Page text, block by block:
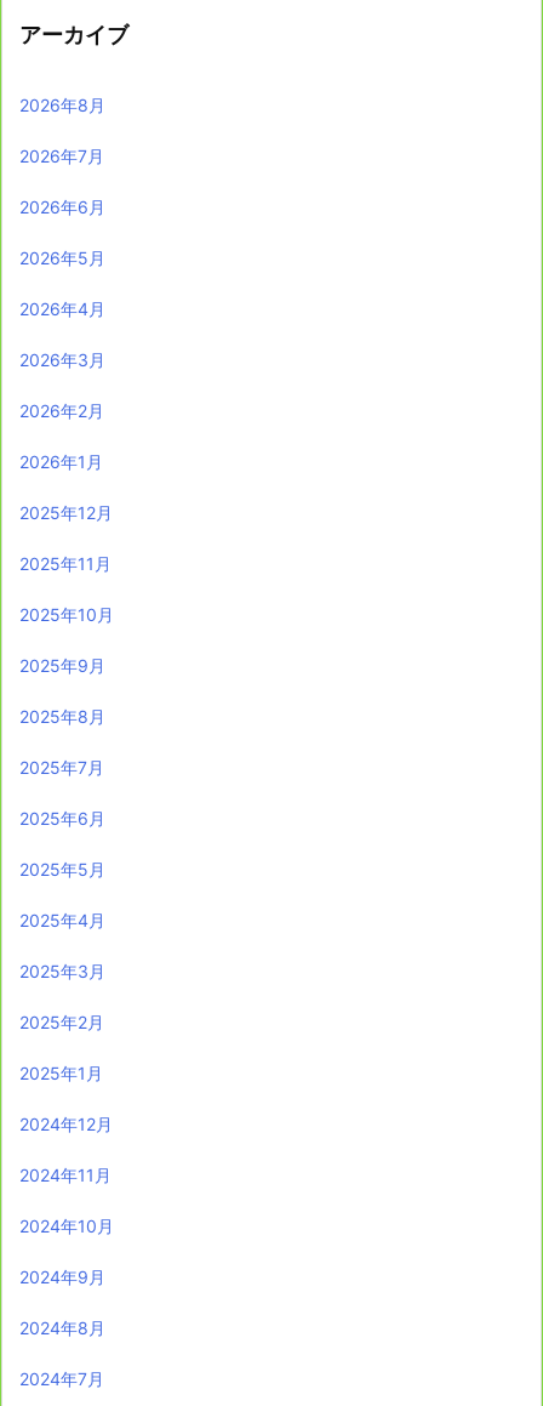
アーカイブ
2026年8月
2026年7月
2026年6月
2026年5月
2026年4月
2026年3月
2026年2月
2026年1月
2025年12月
2025年11月
2025年10月
2025年9月
2025年8月
2025年7月
2025年6月
2025年5月
2025年4月
2025年3月
2025年2月
2025年1月
2024年12月
2024年11月
2024年10月
2024年9月
2024年8月
2024年7月